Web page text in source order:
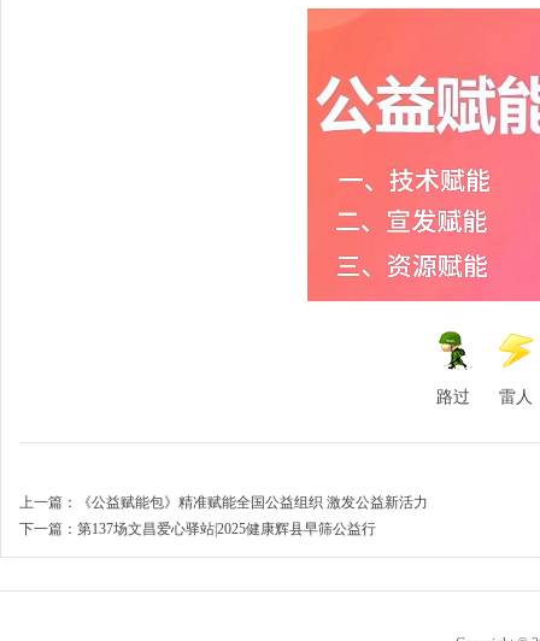
路过 雷人
上一篇：
《公益赋能包》精准赋能全国公益组织 激发公益新活力
下一篇： 第137场文昌爱心驿站|2025健康辉县早筛公益行